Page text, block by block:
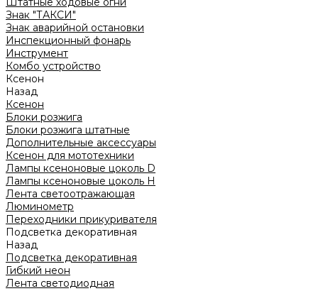
Знак "ТАКСИ"
Знак аварийной остановки
Инспекционный фонарь
Инструмент
Комбо устройство
Ксенон
Назад
Ксенон
Блоки розжига
Блоки розжига штатные
Дополнительные аксессуары
Ксенон для мототехники
Лампы ксеноновые цоколь D
Лампы ксеноновые цоколь H
Лента светоотражающая
Люминометр
Переходники прикуривателя
Подсветка декоративная
Назад
Подсветка декоративная
Гибкий неон
Лента светодиодная